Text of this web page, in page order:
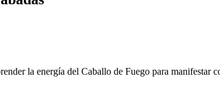
la energía del Caballo de Fuego para manifestar